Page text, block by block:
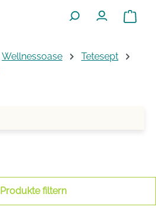
Wellnessoase
Tetesept
Produkte filtern